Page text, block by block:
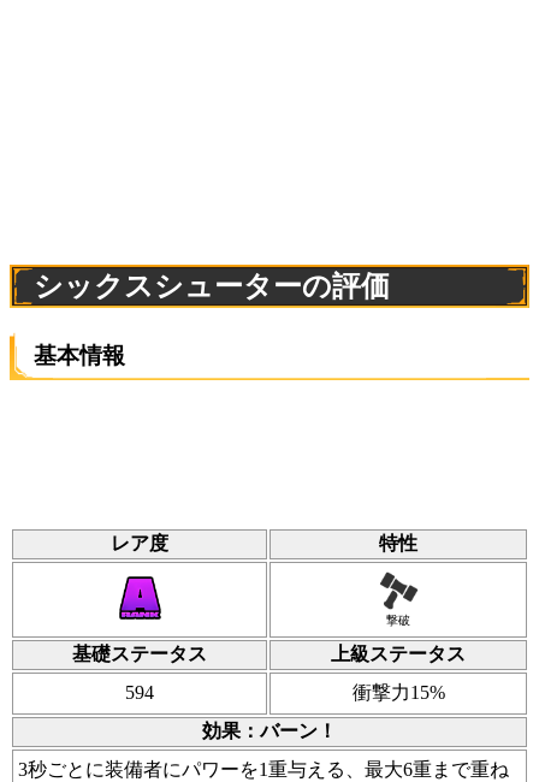
シックスシューターの評価
基本情報
レア度 特性
撃破
基礎ステータス
上級ステータス
594
衝撃力15%
効果：バーン！
3秒ごとに装備者にパワーを1重与える、最大6重まで重ね